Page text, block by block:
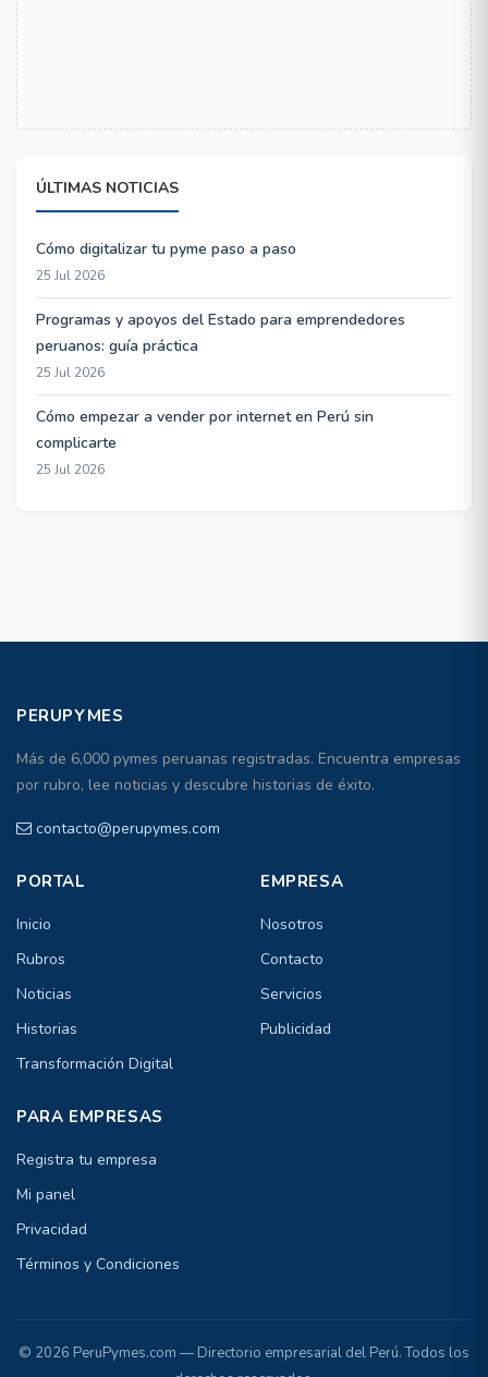
ÚLTIMAS NOTICIAS
Cómo digitalizar tu pyme paso a paso
25 Jul 2026
Programas y apoyos del Estado para emprendedores
peruanos: guía práctica
25 Jul 2026
Cómo empezar a vender por internet en Perú sin
complicarte
25 Jul 2026
PERUPYMES
Más de 6,000 pymes peruanas registradas. Encuentra empresas
por rubro, lee noticias y descubre historias de éxito.
contacto@perupymes.com
PORTAL
Inicio
Rubros
Noticias
Historias
Transformación Digital
EMPRESA
Nosotros
Contacto
Servicios
Publicidad
PARA EMPRESAS
Registra tu empresa
Mi panel
Privacidad
Términos y Condiciones
© 2026 PeruPymes.com — Directorio empresarial del Perú. Todos los